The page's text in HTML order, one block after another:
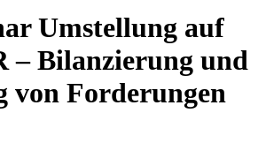
Umstellung auf
– Bilanzierung und
von Forderungen